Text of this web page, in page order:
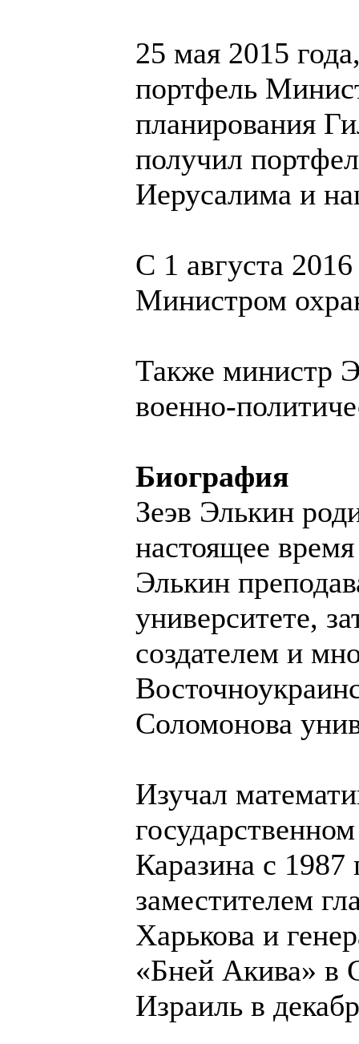
25 мая 2015
портфель
планирования
получил
Иерусалима и
С 1 августа
Министром
Также министр
военно-
Биография
Зеэв Элькин
настоящее
Элькин
университете,
создателем и
Соломонова
Изучал
Каразина с 1987
заместителем
Харькова и
«Бней Акива» в
Израиль в